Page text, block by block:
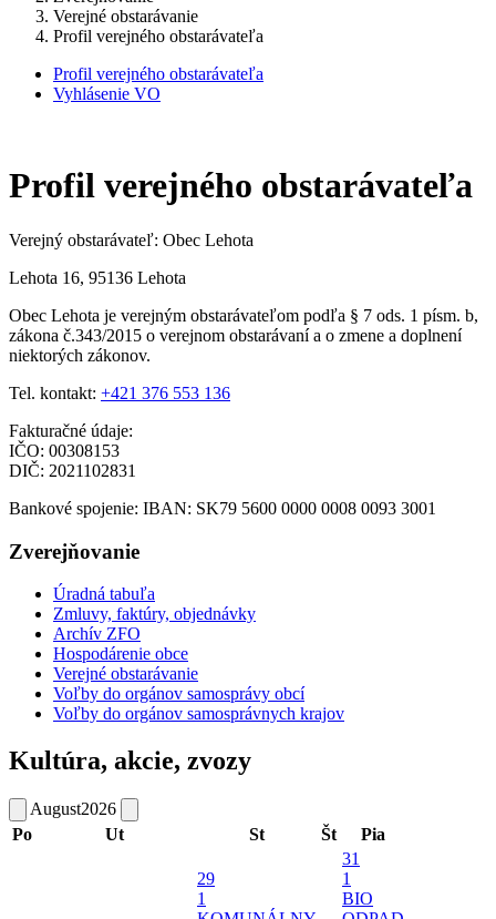
Verejné obstarávanie
Profil verejného obstarávateľa
Profil verejného obstarávateľa
Vyhlásenie VO
Profil verejného obstarávateľa
Verejný obstarávateľ: Obec Lehota
Lehota 16, 95136 Lehota
Obec Lehota je verejným obstarávateľom podľa § 7 ods. 1 písm. b,
zákona č.343/2015 o verejnom obstarávaní a o zmene a doplnení
niektorých zákonov.
Tel. kontakt: +421 376 553 136
Fakturačné údaje:
IČO: 00308153
DIČ: 2021102831
Bankové spojenie: IBAN: SK79 5600 0000 0008 0093 3001
Zverejňovanie
Úradná tabuľa
Zmluvy, faktúry, objednávky
Archív ZFO
Hospodárenie obce
Verejné obstarávanie
Voľby do orgánov samosprávy obcí
Voľby do orgánov samosprávnych krajov
Kultúra, akcie, zvozy
August2026
Po
Ut St Št Pia
29
1
31
1
BIO